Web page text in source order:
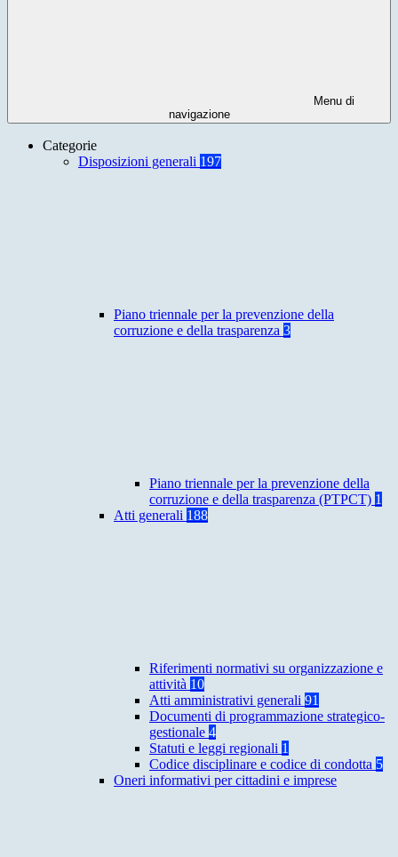
Menu di
navigazione
Categorie
Disposizioni generali 197
Piano triennale per la prevenzione della
corruzione e della trasparenza 3
Piano triennale per la prevenzione della
corruzione e della trasparenza (PTPCT) 1
Atti generali 188
Riferimenti normativi su organizzazione e
attività 10
Atti amministrativi generali 91
Documenti di programmazione strategico-
gestionale 4
Statuti e leggi regionali 1
Codice disciplinare e codice di condotta 5
Oneri informativi per cittadini e imprese